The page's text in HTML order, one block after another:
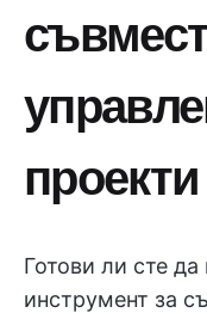
проекти
Готови ли сте
инструмент за